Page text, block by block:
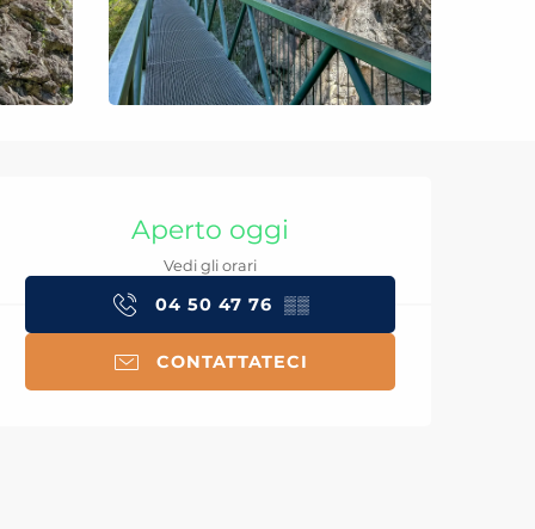
Orari e contatti
Aperto oggi
Vedi gli orari
04 50 47 76 ▒▒
CONTATTATECI